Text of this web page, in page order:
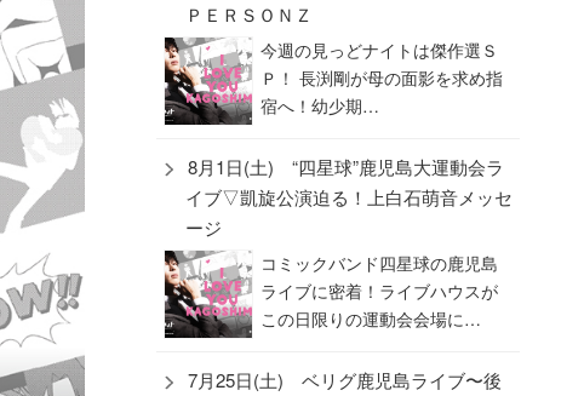
ＰＥＲＳＯＮＺ
今週の見っどナイトは傑作選Ｓ
Ｐ！ 長渕剛が母の面影を求め指
宿へ！幼少期…
8月1日(土) “四星球”鹿児島大運動会ラ
イブ▽凱旋公演迫る！上白石萌音メッセ
ージ
コミックバンド四星球の鹿児島
ライブに密着！ライブハウスが
この日限りの運動会会場に…
7月25日(土) ベリグ鹿児島ライブ〜後